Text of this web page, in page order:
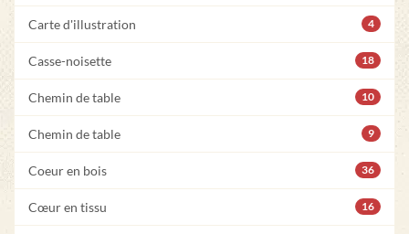
Carte d'illustration 4
Casse-noisette 18
Chemin de table 10
Chemin de table 9
Coeur en bois 36
Cœur en tissu 16